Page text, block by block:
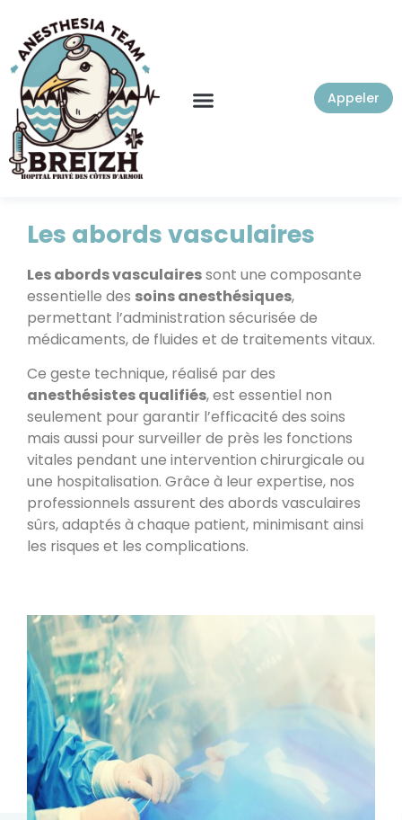
Appeler
Les abords vasculaires
Les abords vasculairessont une composante
essentielle des soins anesthésiques,
permettant l’administration sécurisée de
médicaments, de fluides et de traitements vitaux.
Ce geste technique, réalisé par des
anesthésistes qualifiés, est essentiel non
seulement pour garantir l’efficacité des soins
mais aussi pour surveiller de près les fonctions
vitales pendant une intervention chirurgicale ou
une hospitalisation. Grâce à leur expertise, nos
professionnels assurent des abords vasculaires
sûrs, adaptés à chaque patient, minimisant ainsi
les risques et les complications.